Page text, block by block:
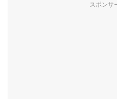
スポンサ